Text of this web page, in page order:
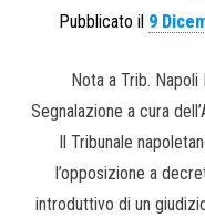
Pubblicato il 9
Nota a Trib.
Segnalazione a cura
Il Tribunale
l’opposizione a
introduttivo di un